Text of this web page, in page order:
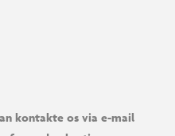
kontakte os via e-mail